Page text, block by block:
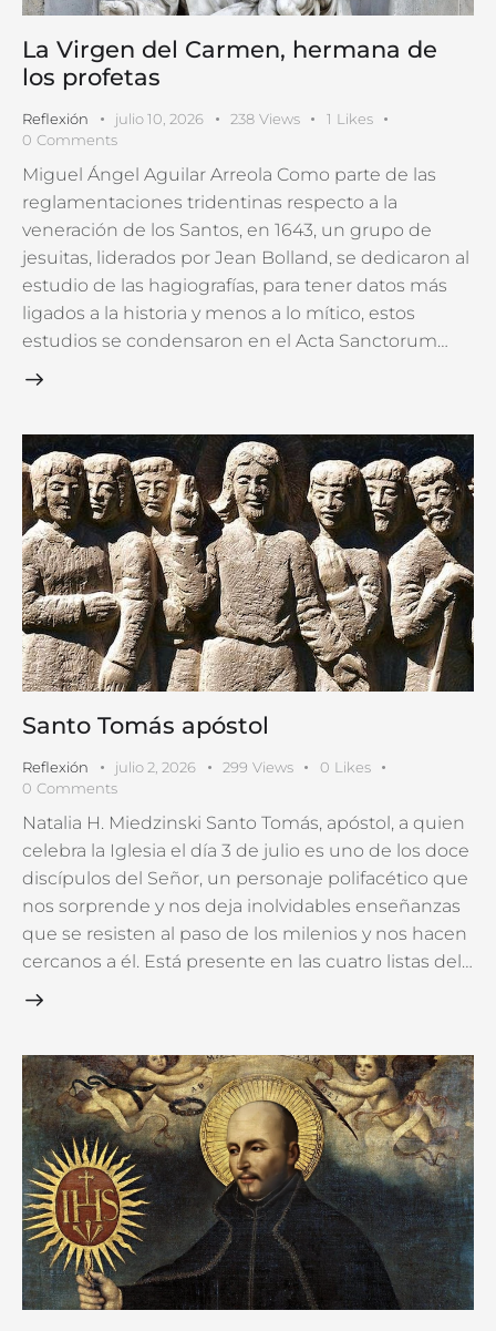
La Virgen del Carmen, hermana de
los profetas
Reflexión julio 10, 2026 238 Views 1 Likes
0 Comments
Miguel Ángel Aguilar Arreola Como parte de las
reglamentaciones tridentinas respecto a la
veneración de los Santos, en 1643, un grupo de
jesuitas, liderados por Jean Bolland, se dedicaron al
estudio de las hagiografías, para tener datos más
ligados a la historia y menos a lo mítico, estos
estudios se condensaron en el Acta Sanctorum…
Santo Tomás apóstol
Reflexión julio 2, 2026 299 Views 0 Likes
0 Comments
Natalia H. Miedzinski Santo Tomás, apóstol, a quien
celebra la Iglesia el día 3 de julio es uno de los doce
discípulos del Señor, un personaje polifacético que
nos sorprende y nos deja inolvidables enseñanzas
que se resisten al paso de los milenios y nos hacen
cercanos a él. Está presente en las cuatro listas del…